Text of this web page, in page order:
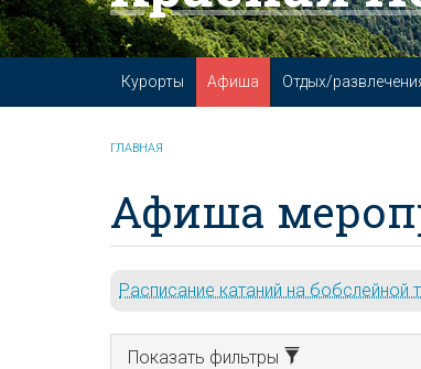
Курорты Афиша Отдых/
ГЛАВНАЯ
Афиша
Расписание катаний на бобслейной
Показать фильтры